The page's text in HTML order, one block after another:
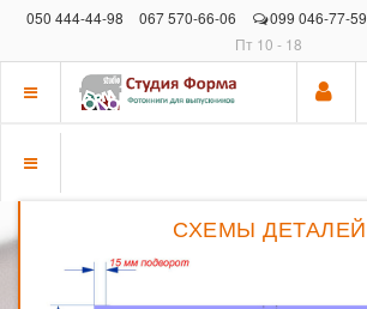
050 444-44-98 067 570-66-06 099 046-77-59
Пт 10 - 18
Показать
Показать
СХЕМЫ ДЕТАЛЕЙ